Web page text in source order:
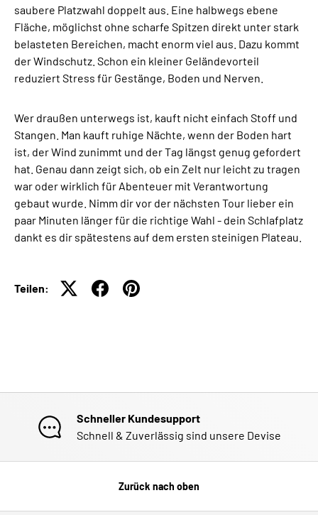
saubere Platzwahl doppelt aus. Eine halbwegs ebene
Fläche, möglichst ohne scharfe Spitzen direkt unter stark
belasteten Bereichen, macht enorm viel aus. Dazu kommt
der Windschutz. Schon ein kleiner Geländevorteil
reduziert Stress für Gestänge, Boden und Nerven.
Wer draußen unterwegs ist, kauft nicht einfach Stoff und
Stangen. Man kauft ruhige Nächte, wenn der Boden hart
ist, der Wind zunimmt und der Tag längst genug gefordert
hat. Genau dann zeigt sich, ob ein Zelt nur leicht zu tragen
war oder wirklich für Abenteuer mit Verantwortung
gebaut wurde. Nimm dir vor der nächsten Tour lieber ein
paar Minuten länger für die richtige Wahl - dein Schlafplatz
dankt es dir spätestens auf dem ersten steinigen Plateau.
Teilen:
Schneller Kundesupport
Schnell & Zuverlässig sind unsere Devise
Zurück nach oben